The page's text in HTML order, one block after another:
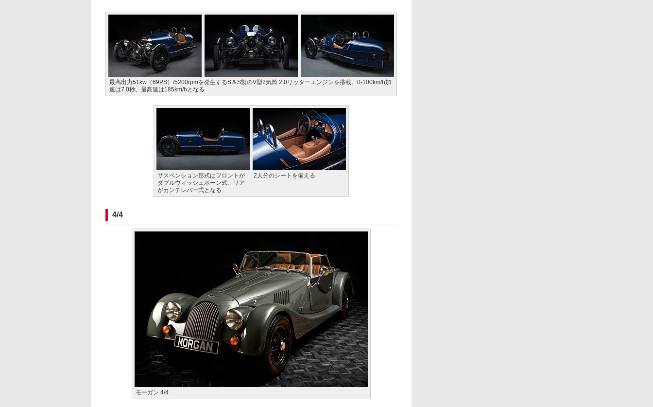
最高出力51kw（69PS）/5200rpmを発生するS＆S製のV型2気筒 2.0リッターエンジンを搭載。0-100km/h加
速は7.0秒、最高速は185km/hとなる
サスペンション形式はフロントが
ダブルウィッシュボーン式、リア
がカンチレバー式となる
2人分のシートを備える
4/4
モーガン 4/4